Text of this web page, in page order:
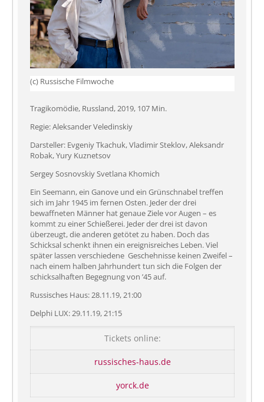
(c) Russische Filmwoche
Tragikomödie, Russland, 2019, 107 Min.
Regie: Aleksander Veledinskiy
Darsteller: Evgeniy Tkachuk, Vladimir Steklov, Aleksandr
Robak, Yury Kuznetsov
Sergey Sosnovskiy Svetlana Khomich
Ein Seemann, ein Ganove und ein Grünschnabel treffen
sich im Jahr 1945 im fernen Osten. Jeder der drei
bewaffneten Männer hat genaue Ziele vor Augen – es
kommt zu einer Schießerei. Jeder der drei ist davon
überzeugt, die anderen getötet zu haben. Doch das
Schicksal schenkt ihnen ein ereignisreiches Leben. Viel
später lassen verschiedene Geschehnisse keinen Zweifel –
nach einem halben Jahrhundert tun sich die Folgen der
schicksalhaften Begegnung von ’45 auf.
Russisches Haus: 28.11.19, 21:00
Delphi LUX: 29.11.19, 21:15
Tickets online:
russisches-haus.de
yorck.de